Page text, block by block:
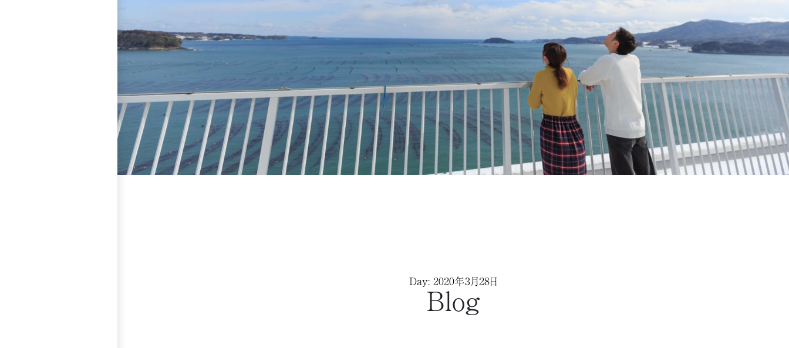
Day: 2020年3月28日
Blog